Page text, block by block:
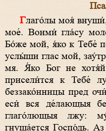
Глаго́лы моя́ внуши́, Го́споди, разуме́й зва́ние
мое́. Вонми́ гла́су
Бо́же мой, я́ко к Тебе́
услы́ши глас мой,
мя. Я́ко Бог не
присели́тся к Тебе́
беззако́нницы пред
еси́ вся де́лающыя
глаго́лющыя лжу:
гнуша́ется Госпо́дь.